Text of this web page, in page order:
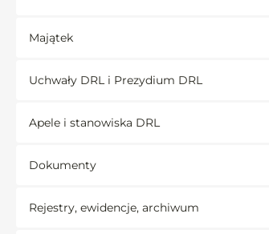
Majątek
Uchwały DRL i Prezydium DRL
Apele i stanowiska DRL
Dokumenty
Rejestry, ewidencje, archiwum